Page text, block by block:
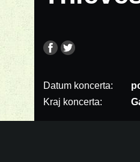
Datum koncerta:
Kraj koncerta: